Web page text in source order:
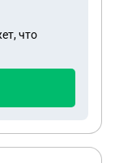
с
фотостоки с
т.к. это
что